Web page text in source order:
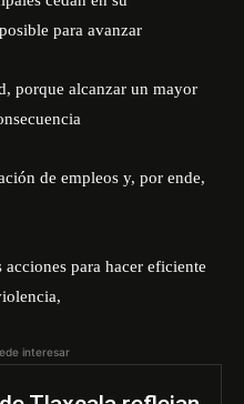
para avanzar
porque alcanzar un mayor
de empleos y, por ende,
para hacer eficiente
interesar